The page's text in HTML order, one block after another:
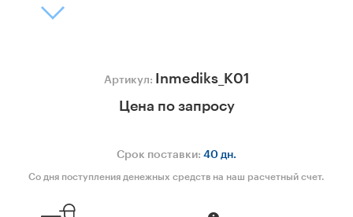
Артикул:
Inmediks_K01
Цена по запросу
Срок поставки: 40 дн.
Со дня поступления денежных средств на наш расчетный счет.